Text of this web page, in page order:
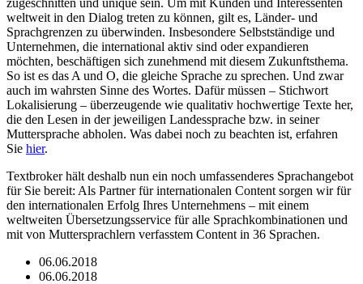
weltweit in den Dialog treten zu können, gilt es, Länder- und
Sprachgrenzen zu überwinden. Insbesondere Selbstständige und
Unternehmen, die international aktiv sind oder expandieren
möchten, beschäftigen sich zunehmend mit diesem Zukunftsthema.
So ist es das A und O, die gleiche Sprache zu sprechen. Und zwar
auch im wahrsten Sinne des Wortes. Dafür müssen – Stichwort
Lokalisierung – überzeugende wie qualitativ hochwertige Texte her,
die den Lesen in der jeweiligen Landessprache bzw. in seiner
Muttersprache abholen. Was dabei noch zu beachten ist, erfahren
Sie hier.
Textbroker hält deshalb nun ein noch umfassenderes Sprachangebot
für Sie bereit: Als Partner für internationalen Content sorgen wir für
den internationalen Erfolg Ihres Unternehmens – mit einem
weltweiten Übersetzungsservice für alle Sprachkombinationen und
mit von Muttersprachlern verfasstem Content in 36 Sprachen.
06.06.2018
06.06.2018